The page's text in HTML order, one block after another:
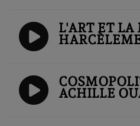
L'ART ET LA
ACHILLE